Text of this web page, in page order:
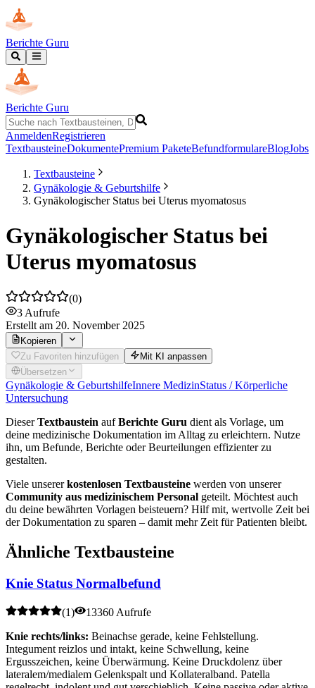
Berichte Guru
Berichte Guru
AnmeldenRegistrieren
TextbausteineDokumentePremium PaketeBefundformulareBlogJobs
Textbausteine
Gynäkologie & Geburtshilfe
Gynäkologischer Status bei Uterus myomatosus
Gynäkologischer Status bei
Uterus myomatosus
(0)
3 Aufrufe
Erstellt am 20. November 2025
Kopieren
Zu Favoriten hinzufügen
Mit KI anpassen
Übersetzen
Gynäkologie & GeburtshilfeInnere MedizinStatus / Körperliche
Untersuchung
DieserTextbaustein aufBerichte Guru dient als Vorlage, um
deine medizinische Dokumentation im Alltag zu erleichtern. Nutze
ihn, um Befunde, Berichte oder Beurteilungen effizienter zu
gestalten.
Viele unsererkostenlosen Textbausteine werden von unserer
Community aus medizinischem Personal geteilt. Möchtest auch
du deine bewährten Vorlagen beisteuern? Hilf mit, wertvolle Zeit bei
der Dokumentation zu sparen – damit mehr Zeit für Patienten bleibt.
Ähnliche Textbausteine
Knie Status Normalbefund
(1)
13360 Aufrufe
Knie rechts/links: Beinachse gerade, keine Fehlstellung.
Integument reizlos und intakt, keine Schwellung, keine
Ergusszeichen, keine Überwärmung. Keine Druckdolenz über
lateralem/medialem Gelenkspalt und Kollateralband. Patella